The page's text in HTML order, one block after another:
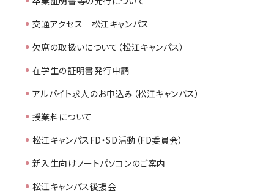
交通アクセス｜松江キャンパス
欠席の取扱いについて（松江キャンパス）
在学生の証明書発行申請
アルバイト求人のお申込み（松江キャンパス）
授業料について
松江キャンパスFD・SD活動（FD委員会）
新入生向けノートパソコンのご案内
松江キャンパス後援会